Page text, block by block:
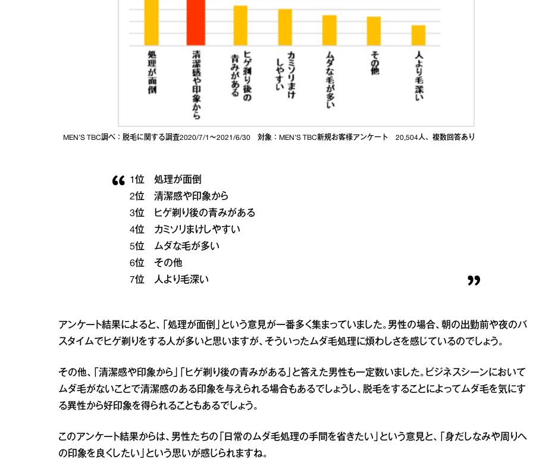
MEN’S TBC調べ：脱毛に関する調査2020/7/1～2021/6/30 対象：MEN’S TBC新規お客様アンケート 20,504人、複数回答あり
1位 処理が面倒
2位 清潔感や印象から
3位 ヒゲ剃り後の青みがある
4位 カミソリまけしやすい
5位 ムダな毛が多い
6位 その他
7位 人より毛深い
アンケート結果によると、「処理が面倒」という意見が一番多く集まっていました。男性の場合、朝の出勤前や夜のバ
スタイムでヒゲ剃りをする人が多いと思いますが、そういったムダ毛処理に煩わしさを感じているのでしょう。
その他、「清潔感や印象から」「ヒゲ剃り後の青みがある」と答えた男性も一定数いました。ビジネスシーンにおいて
ムダ毛がないことで清潔感のある印象を与えられる場合もあるでしょうし、脱毛をすることによってムダ毛を気にす
る異性から好印象を得られることもあるでしょう。
このアンケート結果からは、男性たちの「日常のムダ毛処理の手間を省きたい」という意見と、「身だしなみや周りへ
の印象を良くしたい」という思いが感じられますね。